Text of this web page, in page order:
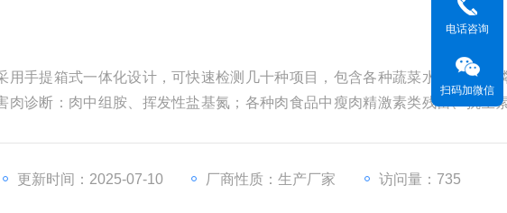
用手提箱式一体化设计，可快速检测几十种项目，包含各种蔬菜水果中有机
肉诊断：肉中组胺、挥发性盐基氮；各种肉食品中瘦肉精激素类残留、抗生
更新时间：2025-07-10 厂商性质：生产厂家 访问量：735
电话咨询
扫码加微信